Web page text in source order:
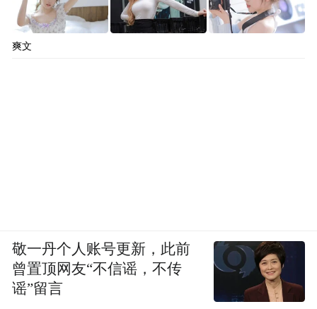
爽文
敬一丹个人账号更新，此前
曾置顶网友“不信谣，不传
谣”留言